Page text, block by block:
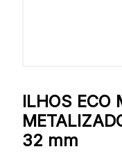
ILHOS ECO
32 mm